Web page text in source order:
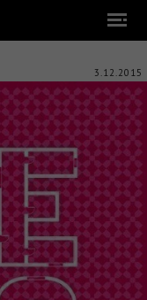
3.12.2015